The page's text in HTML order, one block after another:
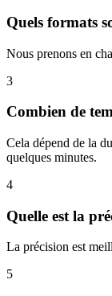
Quels formats
Nous prenons en
3
Combien de
Cela dépend de la
quelques minutes.
4
Quelle est la
La précision est
5